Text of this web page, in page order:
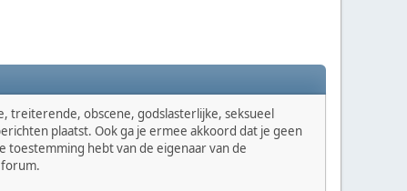
treiterende, obscene, godslasterlijke, seksueel
plaatst. Ook ga je ermee akkoord dat je geen
hebt van de eigenaar van de